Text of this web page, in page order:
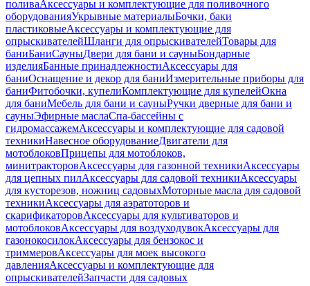
поливаАксессуары и комплектующие для поливочного
оборудованияУкрывные материалыБочки, баки
пластиковыеАксессуары и комплектующие для
опрыскивателейШланги для опрыскивателейТовары для
баниБаниСауныДвери для бани и сауныБондарные
изделияБанные принадлежностиАксессуары для
баниОснащение и декор для баниИзмерительные приборы для
баниФитобочки, купелиКомплектующие для купелейОкна
для баниМебель для бани и сауныРучки дверные для бани и
сауныЭфирные маслаСпа-бассейны с
гидромассажемАксессуары и комплектующие для садовой
техникиНавесное оборудованиеДвигатели для
мотоблоковПрицепы для мотоблоков,
минитракторовАксессуары для газонной техникиАксессуары
для цепных пилАксессуары для садовой техникиАксессуары
для кусторезов, ножниц садовыхМоторные масла для садовой
техникиАксессуары для аэратоторов и
скарификаторовАксессуары для культиваторов и
мотоблоковАксессуары для воздуходувокАксессуары для
газонокосилокАксессуары для бензокос и
триммеровАксессуары для моек высокого
давленияАксессуары и комплектующие для
опрыскивателейЗапчасти для садовых